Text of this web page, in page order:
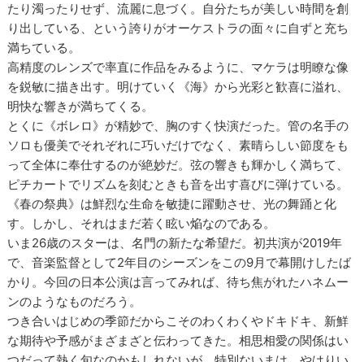
たり濁ったりせず、流麗に息づく。自分たちが美しい時間を創
り出している、という誇りがオーケストラの面々に自ずと充ち
満ちている。
高精度のレンズで率直に作品をみるように、マケラは明瞭な像
を鋭敏に描き出す。明けていく《海》から光彩と歓喜に溢れ、
明快な響きが満ちてくる。
とくに《ボレロ》が精妙で、胸のすく快演だった。管の名手の
ソロも優美でそれぞれに巧いだけでなく、素晴らしい節度をも
って全体に奉仕するのが絶妙だ。弦の響きも輝かしく満ちて、
ピチカートでリズムを刻むときも音を出す喜びに弾けている。
《春の祭典》は鮮烈な生命を敏捷に躍動させ、光の舞踊と化
す。しかし、それはまだ若く眩い焔なのである。
いま26歳のスターは、名門の新たな希望だ。初共演が2019年
で、音楽監督として2年目のシーズンをこの9月で幕開けしたば
かり。今回の日本公演は言ってみれば、待ち焦がれたハネムー
ンのようなものだろう。
つき合いはじめの季節だからこそのわくわくやドキドキ、新鮮
な期待や予感がまざまざと伝わってきた。相思相愛の関係はい